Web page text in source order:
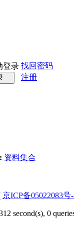
登录 找回密码
注册
资料集合
京ICP备05022083号
second(s), 0